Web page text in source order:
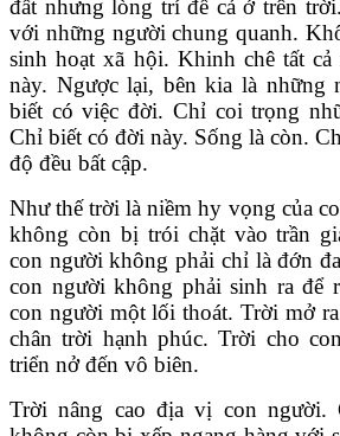
đất nhưng lòng trí để cả ở trên
với những người chung quanh.
sinh hoạt xã hội. Khinh chê tất
này. Ngược lại, bên kia là những
biết có việc đời. Chỉ coi trọng
Chỉ biết có đời này. Sống là còn.
độ đều bất cập.
Như thế trời là niềm hy vọng của
không còn bị trói chặt vào trần
con người không phải chỉ là đớn
con người không phải sinh ra để
con người một lối thoát. Trời mở
chân trời hạnh phúc. Trời cho
triển nở đến vô biên.
Trời nâng cao địa vị con người.